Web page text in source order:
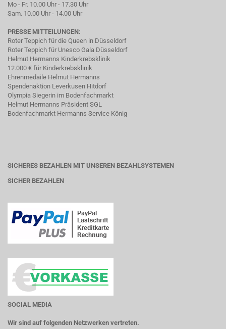
Mo - Fr. 10.00 Uhr - 17.30 Uhr
Sam. 10.00 Uhr - 14.00 Uhr
PRESSE MITTEILUNGEN:
Roter Teppich für die Queen in Düsseldorf
Roter Teppich für Unesco Gala Düsseldorf
Helmut Hermanns Kinderkrebsklinik
12.000 € für Kinderkrebsklinik
Ehrenmedaile Helmut Hermanns
Spendenaktion Leverkusen Hitdorf
Olympia Siegerin im Bodenfachmarkt
Helmut Hermanns Präsident SGL
Bodenfachmarkt Hermanns Service König
SICHERES BEZAHLEN MIT UNSEREN BEZAHLSYSTEMEN
SICHER BEZAHLEN
SOCIAL MEDIA
Wir sind auf folgenden Netzwerken vertreten.